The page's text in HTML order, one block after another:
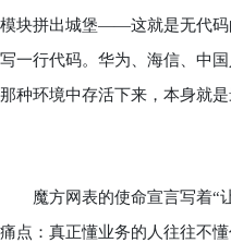
模块拼出城堡——这就是无代码
写一行代码。华为、海信、中
那种环境中存活下来，本身就是
魔方网表的使命宣言写着“让
痛点：真正懂业务的人往往不